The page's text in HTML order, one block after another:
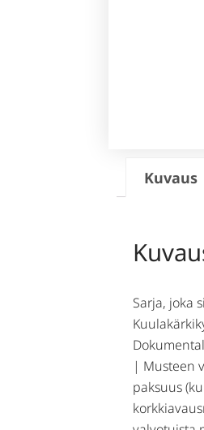
Kuvaus
Sarja, joka
| Musteen
paksuus